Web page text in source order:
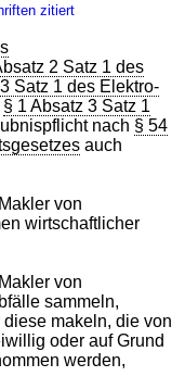
zitiert
2 Satz 1 des
Satz 1 des Elektro-
§ 1 Absatz 3 Satz 1
nach § 54
auch
von
wirtschaftlicher
von
sammeln,
makeln, die von
oder auf Grund
werden,